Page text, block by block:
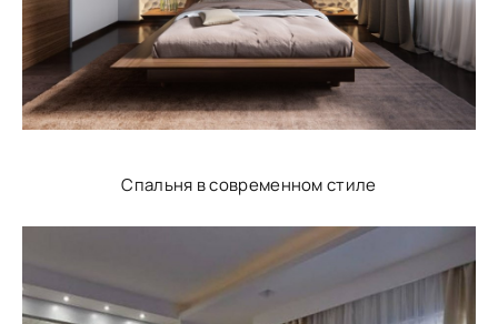
Спальня в современном стиле